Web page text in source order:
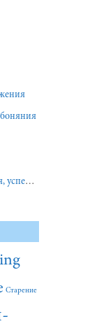
Старение